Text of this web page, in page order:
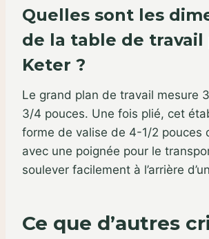
Quelles sont les
de la table de
Keter ?
Le grand plan de travail mesure
3/4 pouces. Une fois plié, cet
forme de valise de 4-1/2 pouces
avec une poignée pour le
soulever facilement à l’arrière
Ce que d’autres